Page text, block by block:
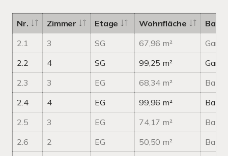
Nr. Zimmer Etage Wohnfläche
2.1
3 SG 67,96 m²
2.2
4 SG 99,25 m²
2.3
3 EG 68,34 m²
2.4
4 EG 99,96 m²
2.5
3 EG 74,17 m²
2.6
2 EG 50,50 m²